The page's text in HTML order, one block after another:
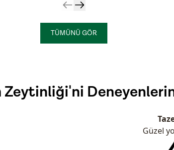
TÜMÜNÜ GÖR
Zeytinliği'ni
Güzel